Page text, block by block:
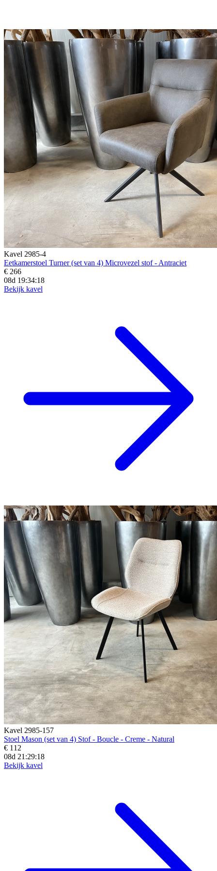
Kavel 2985-4
Eetkamerstoel Turner (set van 4) Microvezel stof - Antraciet
€ 266
08d 19:34:16
Bekijk kavel
Kavel 2985-157
Stoel Mason (set van 4) Stof - Boucle - Creme - Natural
€ 112
08d 21:29:16
Bekijk kavel